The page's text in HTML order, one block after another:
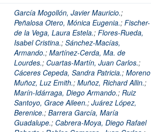
García Mogollón, Javier Mauricio.;
Peñalosa Otero, Mónica Eugenia.; Fischer-
de la Vega, Laura Estela.; Flores-Rueda,
Isabel Cristina.; Sánchez-Macías,
Armando.; Martínez-Cerda, Ma. de
Lourdes.; Cuartas-Martín, Juan Carlos.;
Cáceres Cepeda, Sandra Patricia.; Moreno
Muñoz, Luz Emith.; Muñoz, Richard Allin.;
Marín-Idárraga, Diego Armando.; Ruiz
Santoyo, Grace Aileen.; Juárez López,
Berenice.; Barrera García, María
Guadalupe.; Cabrera-Moya, Diego Rafael